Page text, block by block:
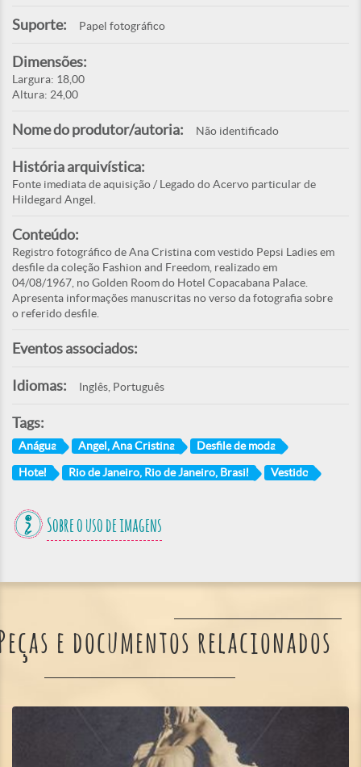
Suporte: Papel fotográfico
Dimensões:
Largura: 18,00
Altura: 24,00
Nome do produtor/autoria: Não identificado
História arquivística:
Fonte imediata de aquisição / Legado do Acervo particular de
Hildegard Angel.
Conteúdo:
Registro fotográfico de Ana Cristina com vestido Pepsi Ladies em
desfile da coleção Fashion and Freedom, realizado em
04/08/1967, no Golden Room do Hotel Copacabana Palace.
Apresenta informações manuscritas no verso da fotografia sobre
o referido desfile.
Eventos associados:
Idiomas: Inglês, Português
Tags:
Anágua Angel, Ana Cristina Desfile de moda
Hotel Rio de Janeiro, Rio de Janeiro, Brasil Vestido
Sobre o uso de imagens
e documentos relacionados